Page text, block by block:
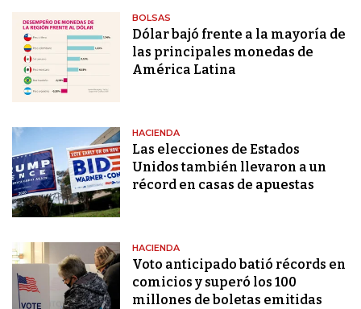
BOLSAS
Dólar bajó frente a la mayoría de
las principales monedas de
América Latina
HACIENDA
Las elecciones de Estados
Unidos también llevaron a un
récord en casas de apuestas
HACIENDA
Voto anticipado batió récords en
comicios y superó los 100
millones de boletas emitidas